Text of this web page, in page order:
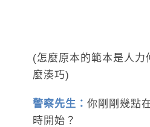
(怎麼原本的範本是人力
麼湊巧)
警察先生： 你剛剛幾點
時開始？